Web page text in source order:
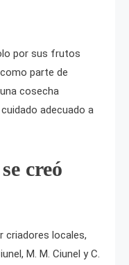
por sus frutos
parte de
cosecha
adecuado a
creó
criadores locales,
M. М. Ciunel y C.